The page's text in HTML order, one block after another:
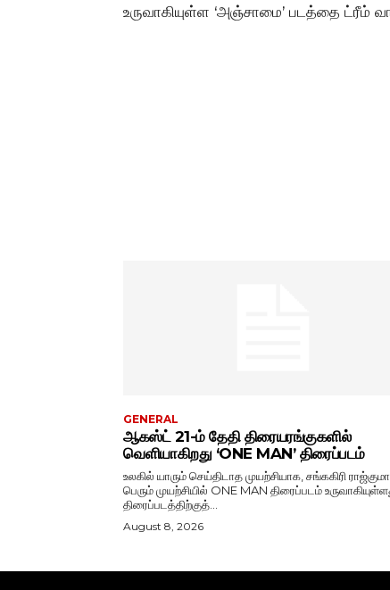
உருவாகியுள்ள ‘அஞ்சாமை’ படத்தை ட்ரீம்
GENERAL
ஆகஸ்ட் 21-ம் தேதி திரையரங்குகளில்
வெளியாகிறது ‘ONE MAN’ திரைப்படம்
உலகில் யாரும் செய்திடாத முயற்சியாக, சங்ககிரி
பெரும் முயற்சியில் ONE MAN திரைப்படம்
திரைப்படத்திற்குத்...
August 8, 2026